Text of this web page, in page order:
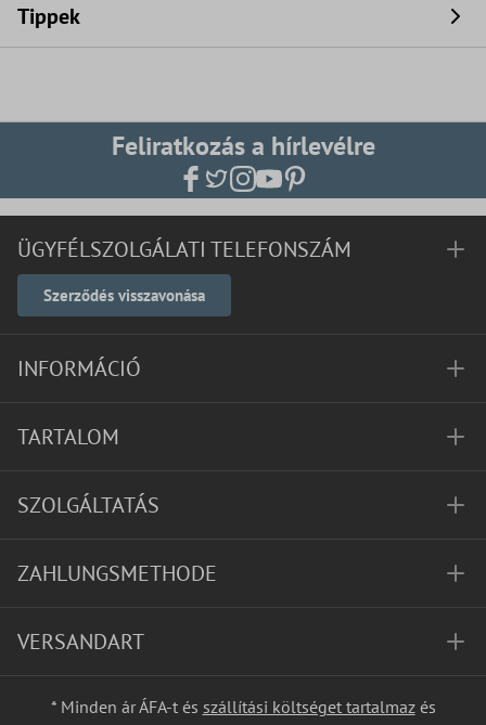
Tippek
Feliratkozás a hírlevélre
ÜGYFÉLSZOLGÁLATI TELEFONSZÁM
Szerződés visszavonása
INFORMÁCIÓ
TARTALOM
SZOLGÁLTATÁS
ZAHLUNGSMETHODE
VERSANDART
* Minden ár ÁFA-t és szállítási költséget tartalmazés